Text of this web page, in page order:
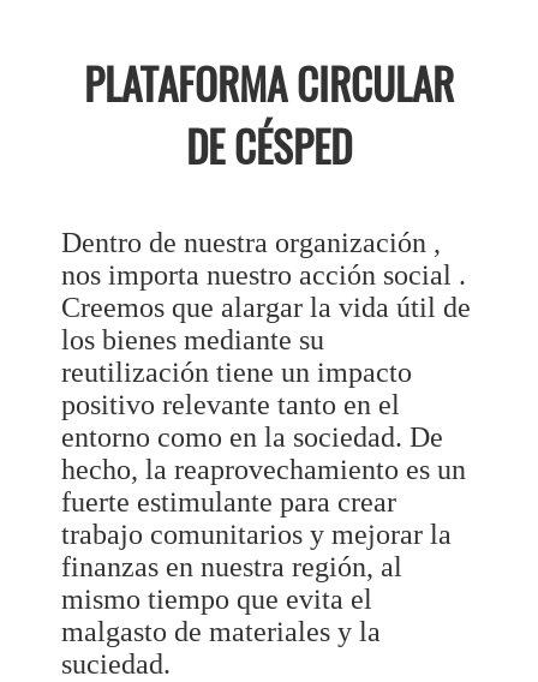
PLATAFORMA CIRCULAR
DE CÉSPED
Dentro de nuestra organización ,
nos importa nuestro acción social .
Creemos que alargar la vida útil de
los bienes mediante su
reutilización tiene un impacto
positivo relevante tanto en el
entorno como en la sociedad. De
hecho, la reaprovechamiento es un
fuerte estimulante para crear
trabajo comunitarios y mejorar la
finanzas en nuestra región, al
mismo tiempo que evita el
malgasto de materiales y la
suciedad.